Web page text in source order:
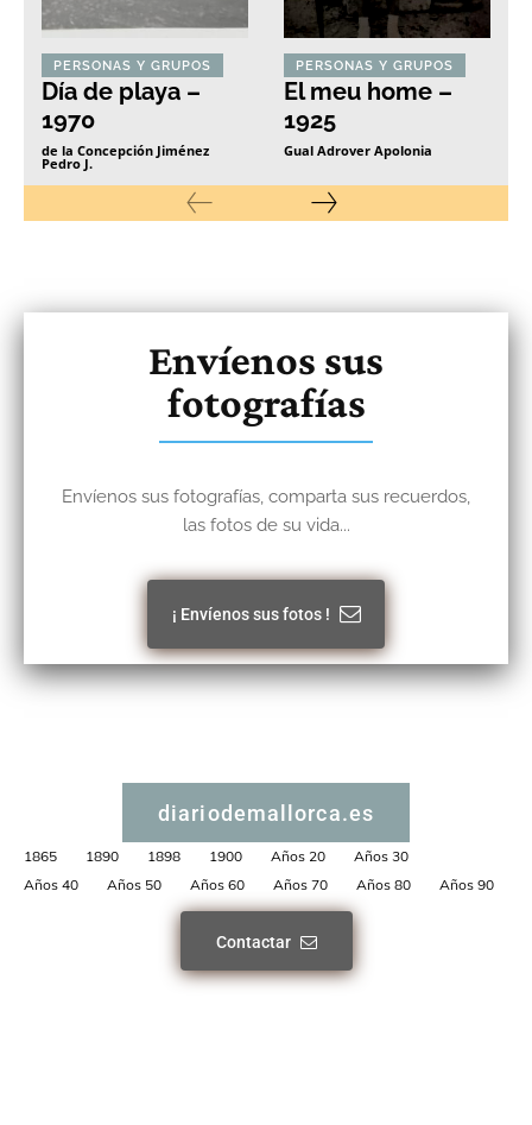
PERSONAS Y GRUPOS
Día de playa –
1970
de la Concepción Jiménez
Pedro J.
PERSONAS Y GRUPOS
El meu home –
1925
Gual Adrover Apolonia
Envíenos sus
fotografías
Envíenos sus fotografías, comparta sus recuerdos,
las fotos de su vida...
¡ Envíenos sus fotos !
diariodemallorca.es
1865 1890 1898 1900 Años 20
Años 30
Años 40
Años 50 Años 60 Años 70 Años 80 Años 90
Contactar